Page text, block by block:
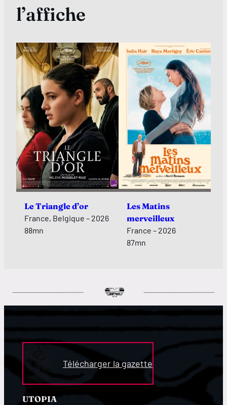
l’affiche
Le Triangle d’or
France, Belgique – 2026
88mn
Les Matins
merveilleux
France – 2026
87mn
Télécharger la gazette
UTOPIA